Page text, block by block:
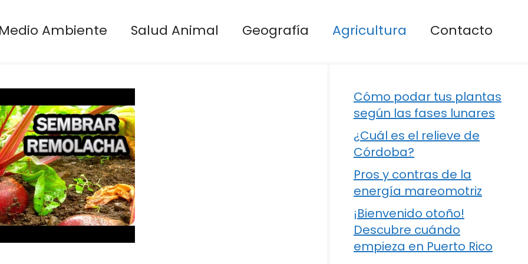
Medio Ambiente Salud Animal Geografía Agricultura Contacto
Cómo podar tus plantas
según las fases lunares
¿Cuál es el relieve de
Córdoba?
Pros y contras de la
energía mareomotriz
¡Bienvenido otoño!
Descubre cuándo
empieza en Puerto Rico